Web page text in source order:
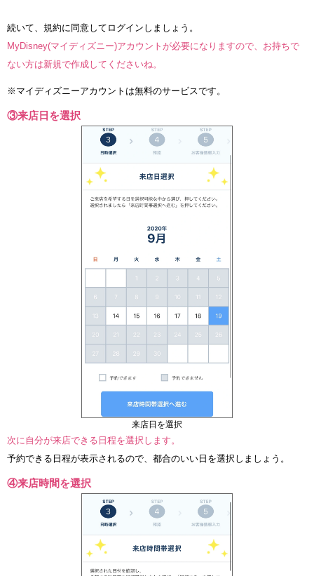
続いて、規約に同意してログインしましょう。
MyDisney(マイディズニー)アカウントが必要になりますので、お持ちで
ない方は新規で作成してくださいね。
※マイディズニーアカウントは無料のサービスです。
③来店日を選択
来店日を選択
次に自分が来店できる日程を選択します。
予約できる日程が表示されるので、都合のいい日を選択しましょう。
④来店時間を選択